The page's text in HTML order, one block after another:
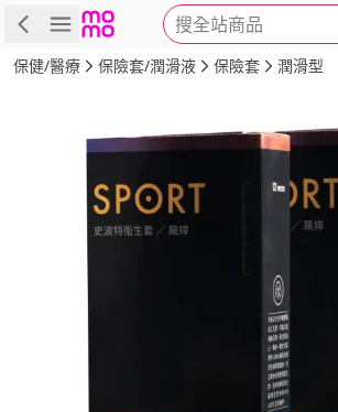
搜全站商品
商品 評價 詳情
保健/醫療 保險套/潤滑液 保險套 潤滑型